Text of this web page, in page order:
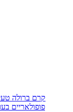
קרם ברולה
פופולאריים